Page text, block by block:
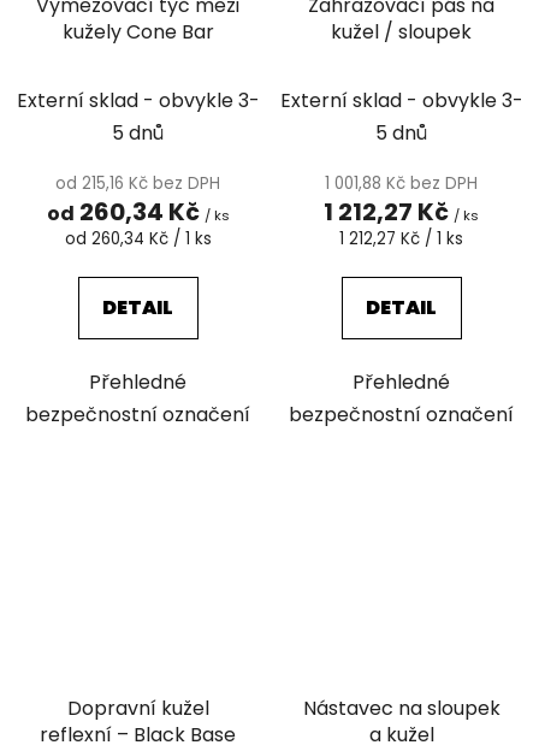
kužely Cone Bar
Externí sklad - obvykle 3-
5 dnů
od 215,16 Kč bez DPH
od 260,34 Kč / ks
Měrná
od 260,34 Kč / 1 ks
DETAIL
Přehledné
bezpečnostní označení
kužel / sloupek
Externí sklad - obvykle 3-
5 dnů
1 001,88 Kč bez DPH
1 212,27 Kč / ks
Měrná
1 212,27 Kč / 1 ks
DETAIL
Přehledné
bezpečnostní označení
Dopravní kužel
reflexní – Black Base
Nástavec na sloupek
a kužel